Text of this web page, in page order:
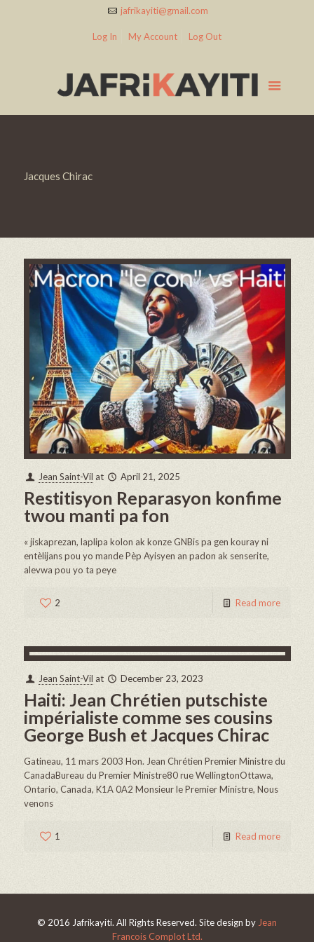
jafrikayiti@gmail.com
Log In My Account Log Out
Jacques Chirac
Jean Saint-Vil at April 21, 2025
Restitisyon Reparasyon konfime
twou manti pa fon
« jiskaprezan, laplipa kolon ak konze GNBis pa gen kouray ni
entèlijans pou yo mande Pèp Ayisyen an padon ak senserite,
alevwa pou yo ta peye
2 Read more
Jean Saint-Vil at December 23, 2023
Haiti: Jean Chrétien putschiste
impérialiste comme ses cousins
George Bush et Jacques Chirac
Gatineau, 11 mars 2003 Hon. Jean Chrétien Premier Ministre du
CanadaBureau du Premier Ministre80 rue WellingtonOttawa,
Ontario, Canada, K1A 0A2 Monsieur le Premier Ministre, Nous
venons
1 Read more
© 2016 Jafrikayiti. All Rights Reserved. Site design by Jean
Francois Complot Ltd.